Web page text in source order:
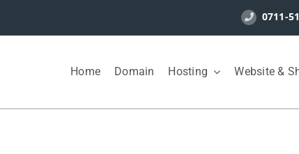
0711-
Home Domain Hosting Website &